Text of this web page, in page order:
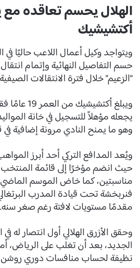
الهلال يحسم تعاقده
أكتشيشيك
ويتواجد وكيل أعمال اللاعب حاليًا
حسم التفاصيل النهائية وإتمام
“الزعيم” خلال فترة الانتقالات
يجعله مؤهلاً للتسجيل في خانة
وهو ما يمنح النادي مرونة إضافية في
ويُعد المدافع التركي أحد أبرز
حيث انضم مؤخرًا إلى قائمة
فنربخشة تحت قيادة المدرب
مقدمًا مستويات لافتة رغم صغر سنه.
وحقق الأزرق الهلالي أول انتصار له
الجديد، بعد أن تغلب على الرياض،
نظيفة لحساب منافسات دوري